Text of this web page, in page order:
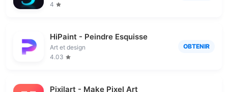
4
HiPaint - Peindre Esquisse
Art et design
4.03
OBTENIR
Pixilart - Make Pixel Art